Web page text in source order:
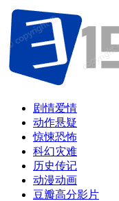
剧情爱情
动作悬疑
惊悚恐怖
科幻灾难
历史传记
动漫动画
豆瓣高分影片